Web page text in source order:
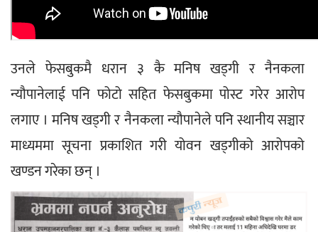
उनले फेसबुकमै धरान ३ कै मनिष खड्गी र नैनकला
न्यौपानेलाई पनि फोटो सहित फेसबुकमा पोस्ट गरेर आरोप
लगाए । मनिष खड्गी र नैनकला न्यौपानेले पनि स्थानीय सञ्चार
माध्यममा सूचना प्रकाशित गरी योवन खड्गीको आरोपको
खण्डन गरेका छन् ।